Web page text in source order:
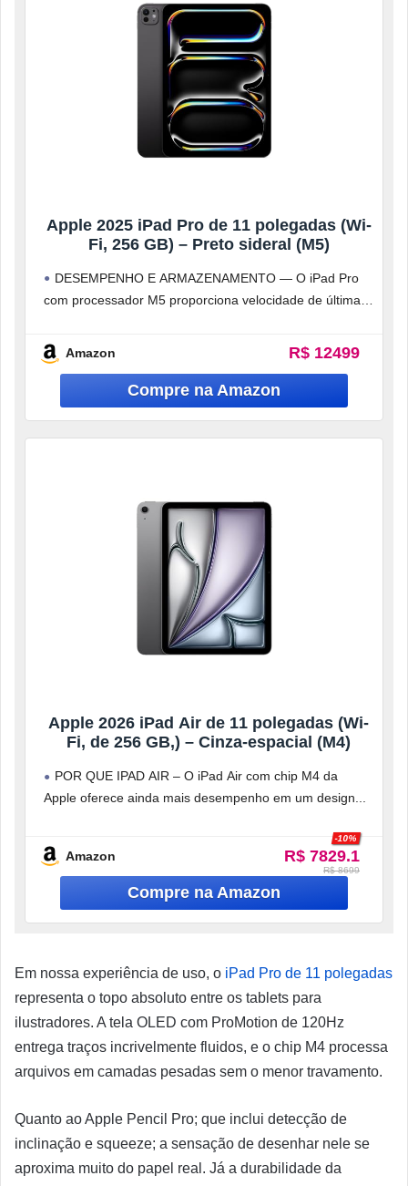
Apple 2025 iPad Pro de 11 polegadas (Wi-
Fi, 256 GB) – Preto sideral (M5)
DESEMPENHO E ARMAZENAMENTO — O iPad Pro
com processador M5 proporciona velocidade de última
Amazon R$ 12499
Apple 2026 iPad Air de 11 polegadas (Wi-
Fi, de 256 GB,) – Cinza-espacial (M4)
POR QUE IPAD AIR – O iPad Air com chip M4 da
Apple oferece ainda mais desempenho em um design
Amazon R$ 7829.1
-10%
R$ 8699
Em nossa experiência de uso, o iPad Pro de 11 polegadas
representa o topo absoluto entre os tablets para
ilustradores. A tela OLED com ProMotion de 120Hz
entrega traços incrivelmente fluidos, e o chip M4 processa
arquivos em camadas pesadas sem o menor travamento.
Quanto ao Apple Pencil Pro; que inclui detecção de
inclinação e squeeze; a sensação de desenhar nele se
aproxima muito do papel real. Já a durabilidade da